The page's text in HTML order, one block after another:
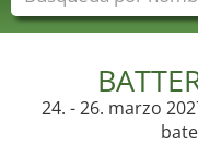
24. - 26. marzo
Nombres de ferias
Sectores de